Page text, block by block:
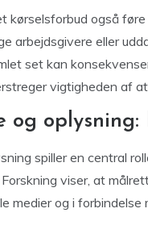
kørselsforbud også
arbejdsgivere eller
set kan
vigtigheden af
og
spiller en central
viser, at
medier og i